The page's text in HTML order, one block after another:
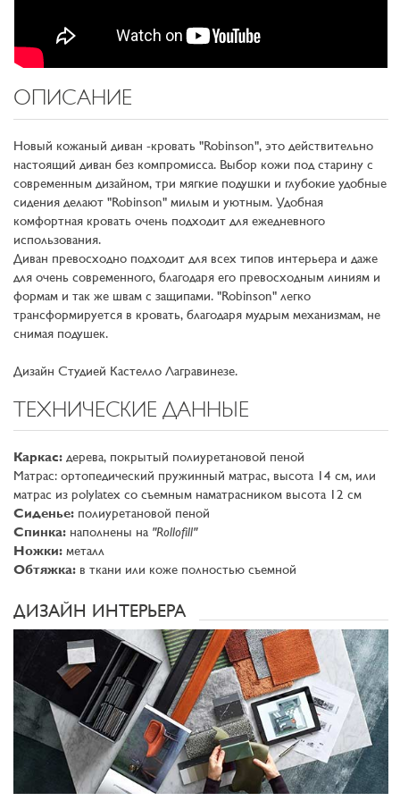
ОПИСАНИЕ
Новый кожаный диван -кровать "Robinson", это действительно
настоящий диван без компромисса. Выбор кожи под старину с
современным дизайном, три мягкие подушки и глубокие удобные
сидения делают "Robinson" милым и уютным. Удобная
комфортная кровать очень подходит для ежедневного
использования.
Диван превосходно подходит для всех типов интерьера и даже
для очень современного, благодаря его превосходным линиям и
формам и так же швам с защипами. "Robinson" легко
трансформируется в кровать, благодаря мудрым механизмам, не
снимая подушек.
Дизайн Студией Кастелло Лагравинезе.
ТЕХНИЧЕСКИЕ ДАННЫЕ
Каркас: дерева, покрытый полиуретановой пеной
Матрас: ортопедический пружинный матрас, высота 14 см, или
матрас из polylatex со съемным наматрасником высота 12 см
Сиденье: полиуретановой пеной
Спинка: наполнены на "Rollofill"
Ножки: металл
Обтяжка: в ткани или коже полностью съемной
ДИЗАЙН ИНТЕРЬЕРА